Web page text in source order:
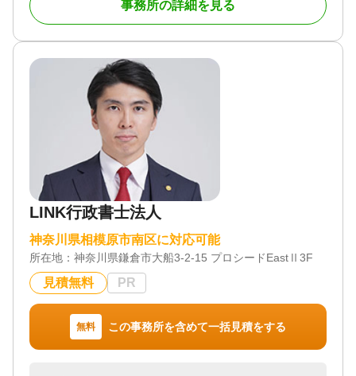
女性スタッフ対応可 / 初回相談無料
事務所の詳細を見る
LINK行政書士法人
神奈川県相模原市南区に対応可能
所在地： 神奈川県鎌倉市大船3-2-15 プロシードEastⅡ3F
見積無料 PR
無料 この事務所を含めて一括見積をする